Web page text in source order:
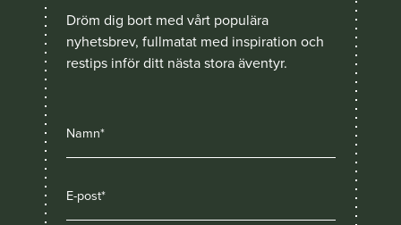
Dröm dig bort med vårt populära
nyhetsbrev, fullmatat med inspiration och
restips inför ditt nästa stora äventyr.